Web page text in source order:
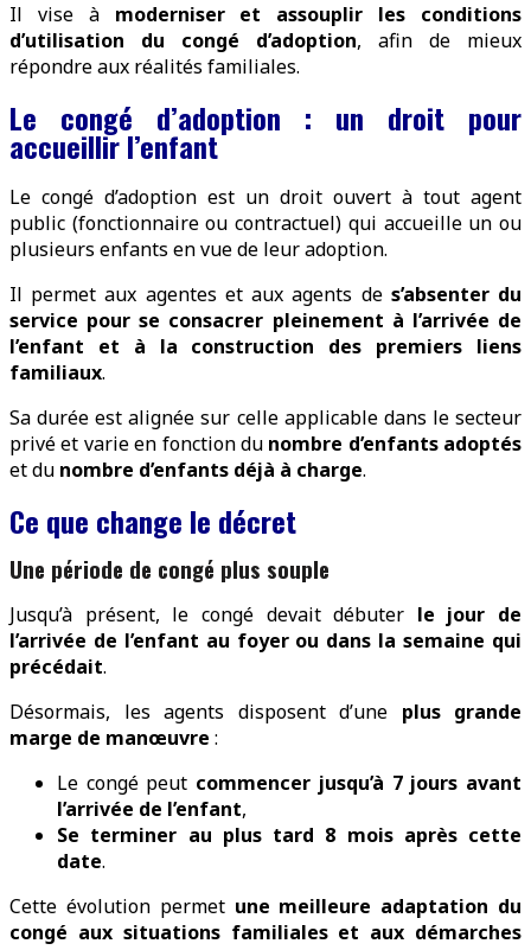
Il vise à moderniser et assouplir les conditions
d’utilisation du congé d’adoption, afin de mieux
répondre aux réalités familiales.
Le congé d’adoption : un droit pour
accueillir l’enfant
Le congé d’adoption est un droit ouvert à tout agent
public (fonctionnaire ou contractuel) qui accueille un ou
plusieurs enfants en vue de leur adoption.
Il permet aux agentes et aux agents de s’absenter du
service pour se consacrer pleinement à l’arrivée de
l’enfant et à la construction des premiers liens
familiaux.
Sa durée est alignée sur celle applicable dans le secteur
privé et varie en fonction du nombre d’enfants adoptés
et du nombre d’enfants déjà à charge.
Ce que change le décret
Une période de congé plus souple
Jusqu’à présent, le congé devait débuter le jour de
l’arrivée de l’enfant au foyer ou dans la semaine qui
précédait.
Désormais, les agents disposent d’une plus grande
marge de manœuvre :
Le congé peut commencer jusqu’à 7 jours avant
l’arrivée de l’enfant,
Se terminer au plus tard 8 mois après cette
date.
Cette évolution permet une meilleure adaptation du
congé aux situations familiales et aux démarches